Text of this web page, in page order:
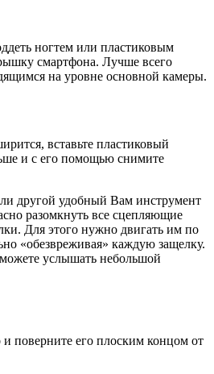
ногтем или пластиковым
смартфона. Лучше всего
на уровне основной камеры.
вставьте пластиковый
и с его помощью снимите
другой удобный Вам инструмент
разомкнуть все сцепляющие
Для этого нужно двигать им по
«обезвреживая» каждую защелку.
услышать небольшой
поверните его плоским концом от